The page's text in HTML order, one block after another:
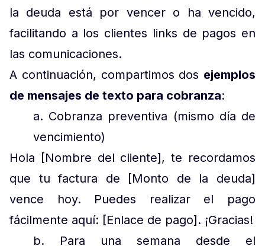
la deuda está por vencer o ha vencido,
facilitando a los clientes links de pagos en
las comunicaciones.
A continuación, compartimos dos ejemplos
de mensajes de texto para cobranza:
a. Cobranza preventiva (mismo día de
vencimiento)
Hola [Nombre del cliente], te recordamos
que tu factura de [Monto de la deuda]
vence hoy. Puedes realizar el pago
fácilmente aquí: [Enlace de pago]. ¡Gracias!
b. Para una semana desde el